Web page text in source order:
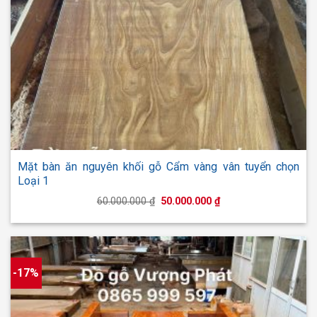
Mặt bàn ăn nguyên khối gỗ Cẩm vàng vân tuyển chọn
Loại 1
60.000.000₫ Giá
là:
50.000.000₫Giá
hiện
tại
50.000.000 ₫.
-17%